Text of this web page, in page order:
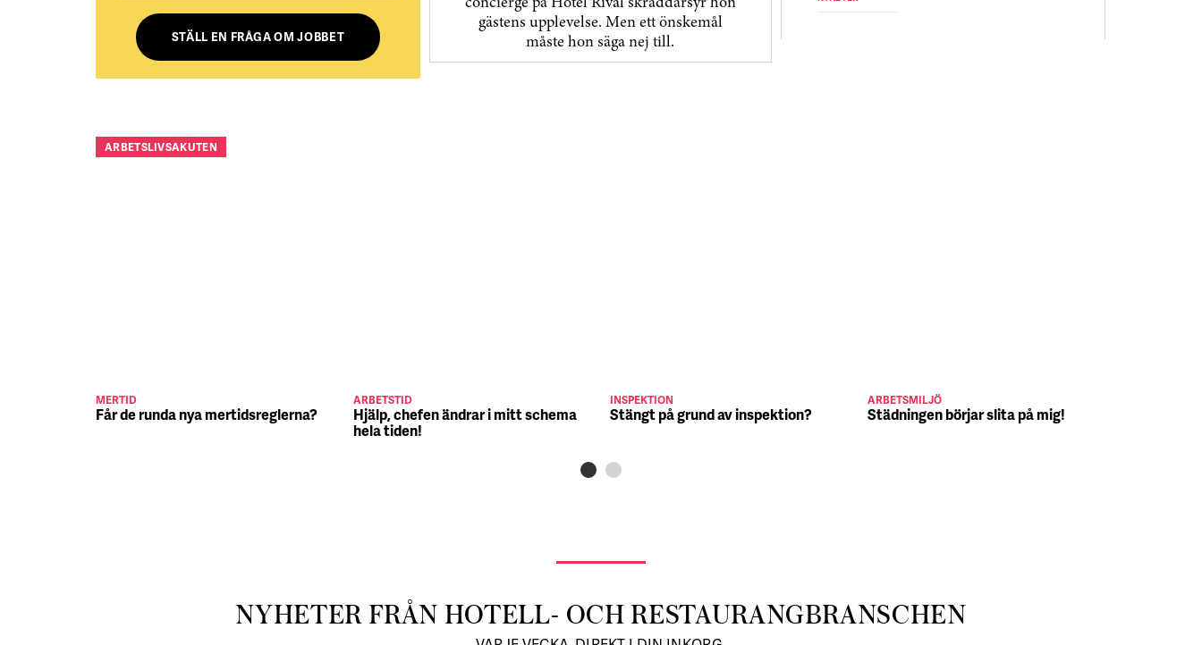
STÄLL EN FRÅGA OM JOBBET
concierge på Hotel Rival skräddarsyr hon
gästens upp­levelse. Men ett önskemål
måste hon säga nej till.
ARBETSLIVSAKUTEN
MERTID
Får de runda nya mertidsreglerna?
ARBETSTID
Hjälp, chefen ändrar i mitt schema
hela tiden!
INSPEKTION
Stängt på grund av inspektion?
ARBETSMILJÖ
Städningen börjar slita på mig!
NYHETER FRÅN HOTELL- OCH RESTAURANGBRANSCHEN